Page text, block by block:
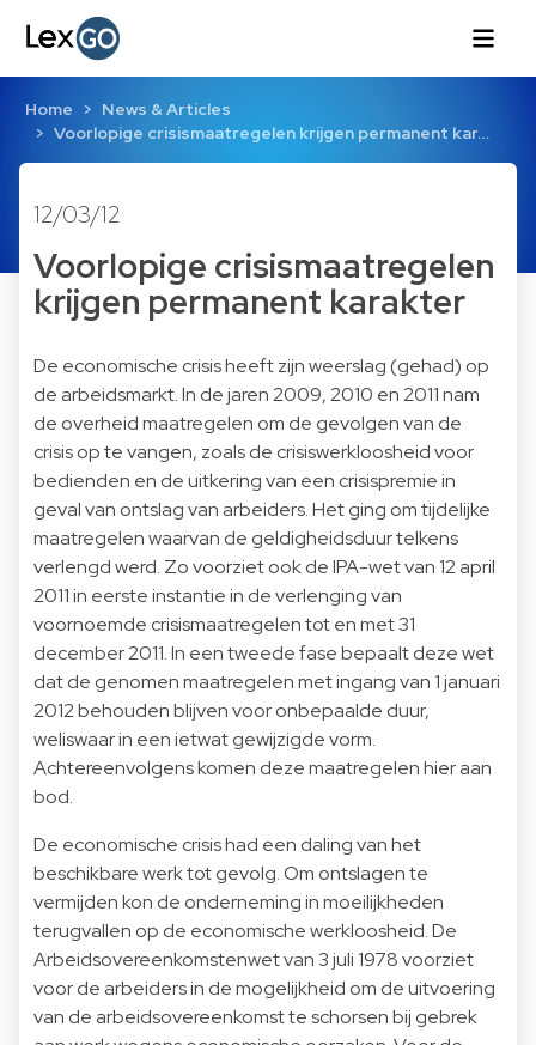
Home
News & Articles
Voorlopige crisismaatregelen krijgen permanent kar…
12/03/12
Voorlopige crisismaatregelen
krijgen permanent karakter
De economische crisis heeft zijn weerslag (gehad) op
de arbeidsmarkt. In de jaren 2009, 2010 en 2011 nam
de overheid maatregelen om de gevolgen van de
crisis op te vangen, zoals de crisiswerkloosheid voor
bedienden en de uitkering van een crisispremie in
geval van ontslag van arbeiders. Het ging om tijdelijke
maatregelen waarvan de geldigheidsduur telkens
verlengd werd. Zo voorziet ook de IPA-wet van 12 april
2011 in eerste instantie in de verlenging van
voornoemde crisismaatregelen tot en met 31
december 2011. In een tweede fase bepaalt deze wet
dat de genomen maatregelen met ingang van 1 januari
2012 behouden blijven voor onbepaalde duur,
weliswaar in een ietwat gewijzigde vorm.
Achtereenvolgens komen deze maatregelen hier aan
bod.
De economische crisis had een daling van het
beschikbare werk tot gevolg. Om ontslagen te
vermijden kon de onderneming in moeilijkheden
terugvallen op de economische werkloosheid. De
Arbeidsovereenkomstenwet van 3 juli 1978 voorziet
voor de arbeiders in de mogelijkheid om de uitvoering
van de arbeidsovereenkomst te schorsen bij gebrek